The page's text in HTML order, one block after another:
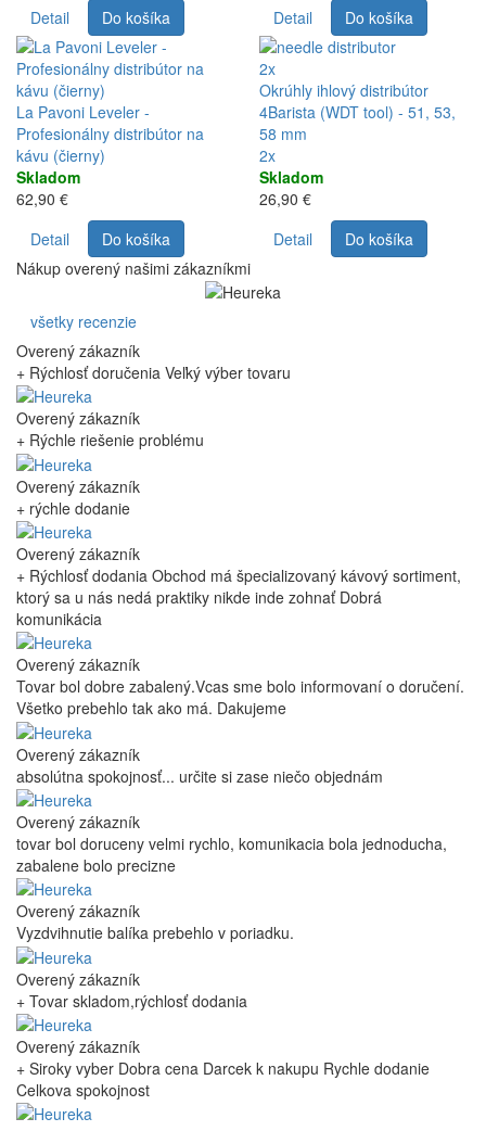
Detail Do košíka Detail Do košíka
La Pavoni Leveler -
Profesionálny distribútor na
kávu (čierny)
Skladom
62,90 €
Detail
Do košíka
2x
Okrúhly ihlový distribútor
4Barista (WDT tool) - 51, 53,
58 mm
2x
Skladom
26,90 €
Detail
Do košíka
Nákup overený našimi zákazníkmi
všetky recenzie
Overený zákazník
+ Rýchlosť doručenia Veľký výber tovaru
Overený zákazník
+ Rýchle riešenie problému
Overený zákazník
+ rýchle dodanie
Overený zákazník
+ Rýchlosť dodania Obchod má špecializovaný kávový sortiment,
ktorý sa u nás nedá praktiky nikde inde zohnať Dobrá
komunikácia
Overený zákazník
Tovar bol dobre zabalený.Vcas sme bolo informovaní o doručení.
Všetko prebehlo tak ako má. Dakujeme
Overený zákazník
absolútna spokojnosť... určite si zase niečo objednám
Overený zákazník
tovar bol doruceny velmi rychlo, komunikacia bola jednoducha,
zabalene bolo precizne
Overený zákazník
Vyzdvihnutie balíka prebehlo v poriadku.
Overený zákazník
+ Tovar skladom,rýchlosť dodania
Overený zákazník
+ Siroky vyber Dobra cena Darcek k nakupu Rychle dodanie
Celkova spokojnost